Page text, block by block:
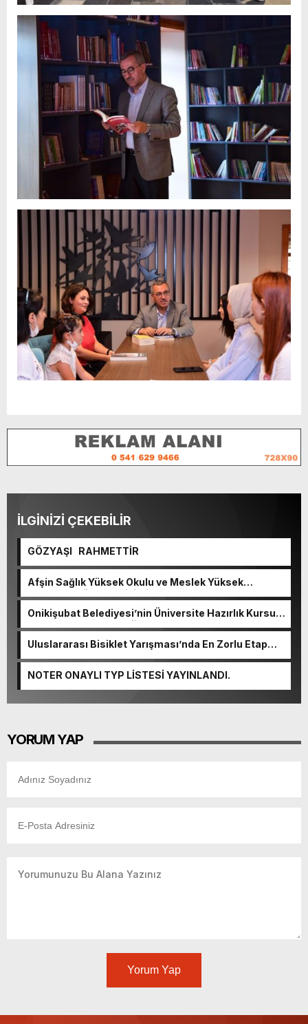
İLGİNİZİ ÇEKEBİLİR
GÖZYAŞI RAHMETTİR
Afşin Sağlık Yüksek Okulu ve Meslek Yüksek
Okulunda görev değişimi!
Onikişubat Belediyesi’nin Üniversite Hazırlık Kursu
başvurularında son gün 7 Ağustos.
Uluslararası Bisiklet Yarışması’nda En Zorlu Etap
NOTER ONAYLI TYP LİSTESİ YAYINLANDI.
YORUM YAP
Yorum Yap